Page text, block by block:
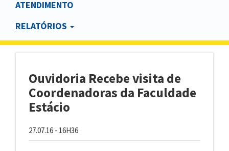
ATENDIMENTO
RELATÓRIOS
Ouvidoria Recebe visita de
Coordenadoras da Faculdade
Estácio
27.07.16 - 16H36